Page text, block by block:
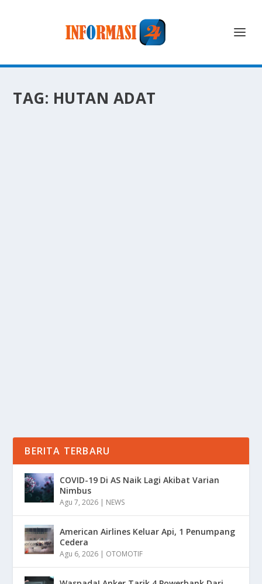
TAG: HUTAN ADAT
BERITA TERBARU
COVID-19 Di AS Naik Lagi Akibat Varian
Nimbus
Agu 7, 2026 | NEWS
American Airlines Keluar Api, 1 Penumpang
Cedera
Agu 6, 2026 | OTOMOTIF